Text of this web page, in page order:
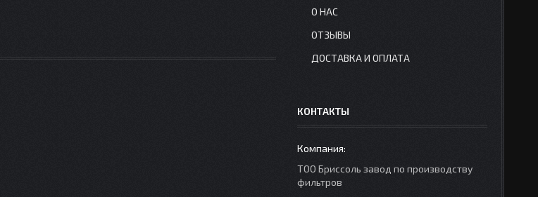
О НАС
ОТЗЫВЫ
ДОСТАВКА И ОПЛАТА
КОНТАКТЫ
ТОО Бриссоль завод по производству
фильтров